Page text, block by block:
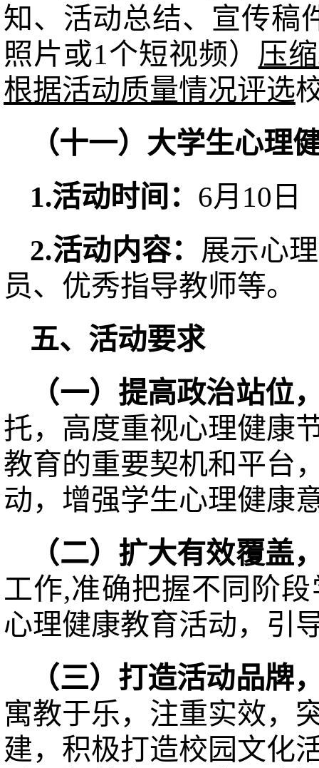
知、活动总结、宣传稿
照片或1个短视频） 压
根据活动质量情况评选
（十一）大学生心理
1.活动时间： 6月10日
2.活动内容： 展示心
员、优秀指导教师等。
五、活动要求
（一）提高政治站位
托，高度重视心理健康
教育的重要契机和平台
动，增强学生心理健康
（二）扩大有效覆盖
工作,准确把握不同阶
心理健康教育活动，引
（三）打造活动品牌
寓教于乐，注重实效，
建，积极打造校园文化